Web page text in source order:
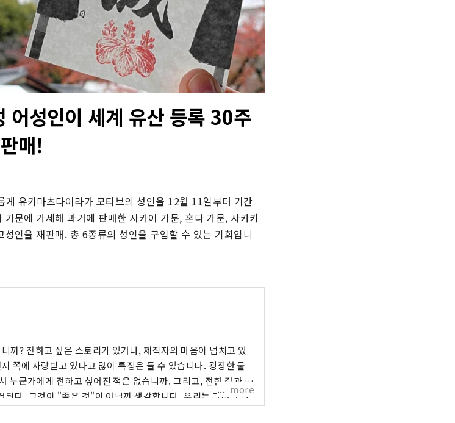
어성인이 세계 유산 등록 30주
매!
유키마츠다이라가 모티브의 성인을 12월 11일부터 기간
문에 가세해 과거에 판매한 사카이 가문, 혼다 가문, 사카키
인을 재판매. 총 6종류의 성인을 구입할 수 있는 기회입니
까? 전하고 싶은 스토리가 있거나, 제작자의 마음이 넘치고 있
쪽에 사랑받고 있다고 많이 특징은 들 수 있습니다. 굉장한 물
누군가에게 전하고 싶어진 적은 없습니까. 그리고, 전한 결과,
된다. 그것이 "좋은 것"이 아닐까 생각합니다. 우리는 그러한 만
'달기, 연결, 연결'을 컨셉으로 효고의 좋은 것을 발굴하고 고객
more